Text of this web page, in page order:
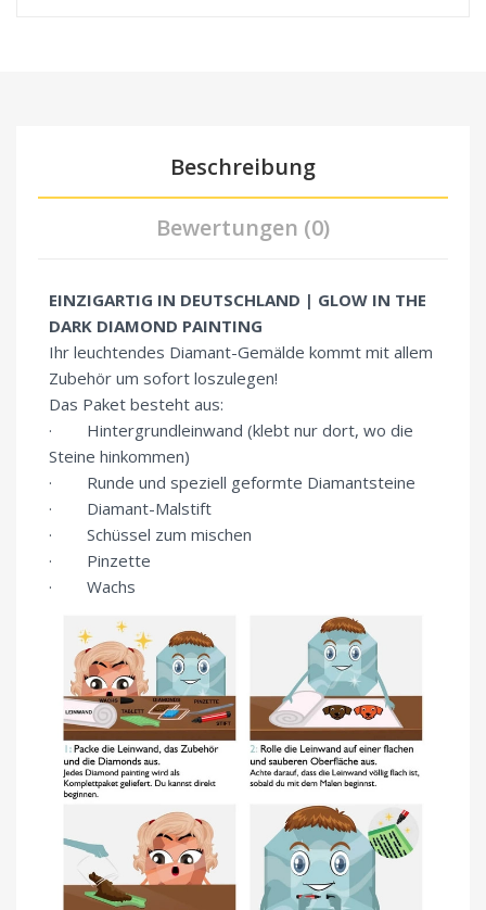
Beschreibung
Bewertungen (0)
EINZIGARTIG IN DEUTSCHLAND | GLOW IN THE
DARK DIAMOND PAINTING
Ihr leuchtendes Diamant-Gemälde kommt mit allem
Zubehör um sofort loszulegen!
Das Paket besteht aus:
· Hintergrundleinwand (klebt nur dort, wo die
Steine hinkommen)
· Runde und speziell geformte Diamantsteine
· Diamant-Malstift
· Schüssel zum mischen
· Pinzette
· Wachs